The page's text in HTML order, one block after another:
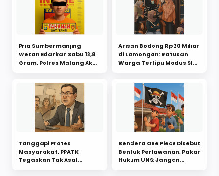
Pria Sumbermanjing
Wetan Edarkan Sabu 13,8
Gram, Polres Malang Akan
Arisan Bodong Rp 20 Miliar
di Lamongan: Ratusan
Warga Tertipu Modus Slot
Tanggapi Protes
Masyarakat, PPATK
Tegaskan Tak Asal
Bendera One Piece Disebut
Bentuk Perlawanan, Pakar
Hukum UNS: Jangan